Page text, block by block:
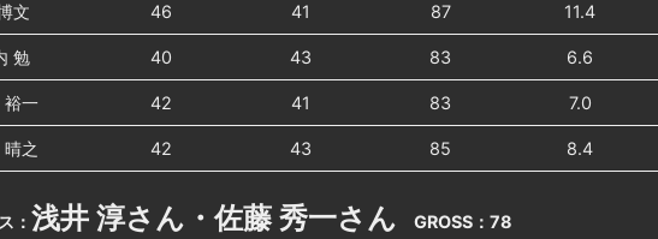
文 46 41 87 11.4
勉 40 43 83 6.6
裕一 42 41 83 7.0
之 42 43 85 8.4
： 浅井 淳さん・佐藤 秀一さん GROSS：78